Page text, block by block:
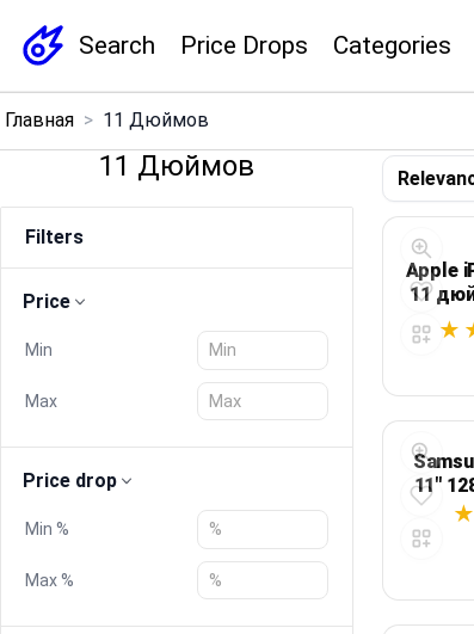
Search Price Drops Categories
Menu
Home
Search
Categories
Brands
Global Price Tracker
Blog
Главная > 11 Дюймов
11 Дюймов
Filters
Price
Min
Max
Price drop
Min %
Max %
Apple
11
11"